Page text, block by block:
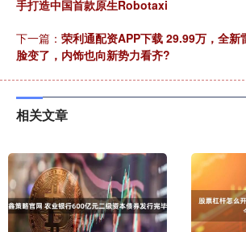
手打造中国首款原生Robotaxi
下一篇： 荣利通配资APP下载 29.99万，全新
脸变了，内饰也向新势力看齐?
相关文章